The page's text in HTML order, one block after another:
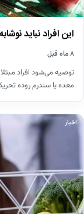
این افراد نباید
۸ ماه قبل
توصیه می‌شود افراد
معده یا سندرم روده
اخبار